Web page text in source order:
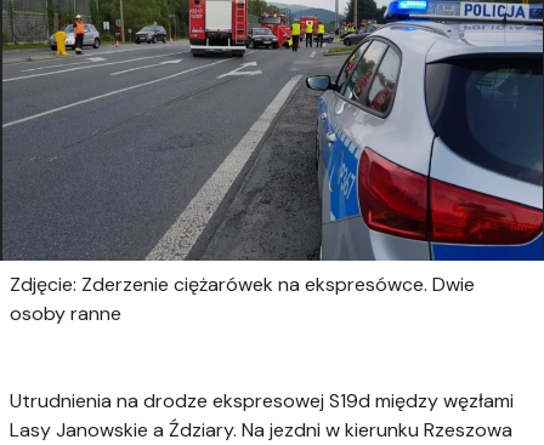
Zdjęcie: Zderzenie ciężarówek na ekspresówce. Dwie
osoby ranne
Utrudnienia na drodze ekspresowej S19d między węzłami
Lasy Janowskie a Ździary. Na jezdni w kierunku Rzeszowa